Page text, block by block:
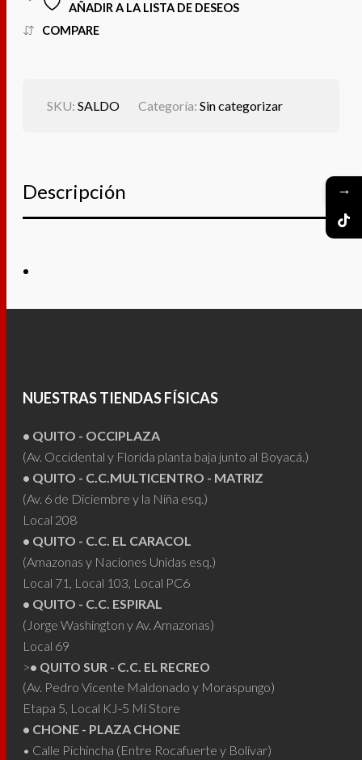
AÑADIR A LA LISTA DE DESEOS
COMPARE
SKU:SALDO Categoría:Sin categorizar
Descripción
NUESTRAS TIENDAS FÍSICAS
• QUITO - OCCIPLAZA
(Av. Occidental y Florida planta baja junto al Boyacá.)
• QUITO - C.C.MULTICENTRO - MATRIZ
(Av. 6 de Diciembre y la Niña esq.)
Local 208
• QUITO - C.C. EL CARACOL
(Amazonas y Naciones Unidas esq.)
Local 71, Local 103, Local PC6
• QUITO - C.C. ESPIRAL
(Jorge Washington y Av. Amazonas)
Local 69
>• QUITO SUR - C.C. EL RECREO
(Av. Pedro Vicente Maldonado y Moraspungo)
Etapa 5, Local KJ-5 Mi Store
• CHONE - PLAZA CHONE
• Calle Pichincha (Entre Rocafuerte y Bolívar)
→